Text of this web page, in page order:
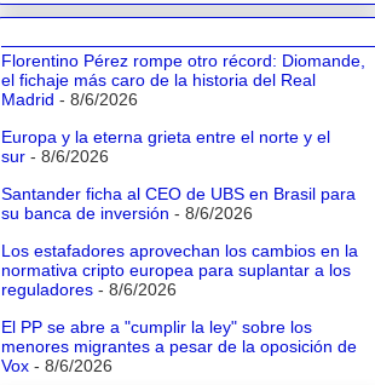
Florentino Pérez rompe otro récord: Diomande,
el fichaje más caro de la historia del Real
Madrid - 8/6/2026
Europa y la eterna grieta entre el norte y el
sur- 8/6/2026
Santander ficha al CEO de UBS en Brasil para
su banca de inversión - 8/6/2026
Los estafadores aprovechan los cambios en la
normativa cripto europea para suplantar a los
reguladores- 8/6/2026
El PP se abre a "cumplir la ley" sobre los
menores migrantes a pesar de la oposición de
Vox- 8/6/2026